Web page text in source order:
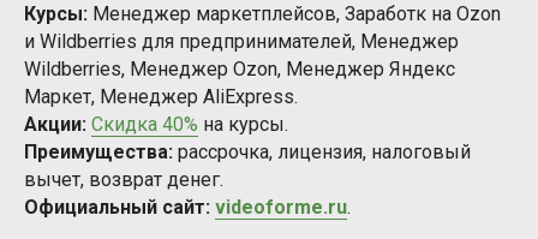
Курсы: Менеджер маркетплейсов, Заработк на Ozon
и Wildberries для предпринимателей, Менеджер
Wildberries, Менеджер Ozon, Менеджер Яндекс
Маркет, Менеджер AliExpress.
Акции: Скидка 40% на курсы.
Преимущества: рассрочка, лицензия, налоговый
вычет, возврат денег.
Официальный сайт: videoforme.ru.